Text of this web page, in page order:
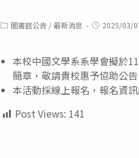
Post圖書館公告 / 最新消息
Post2025/03/
本校中國文學系系學會擬於
簡章，敬請貴校惠予協助公
本活動採線上報名，報名資
Post Views: 141